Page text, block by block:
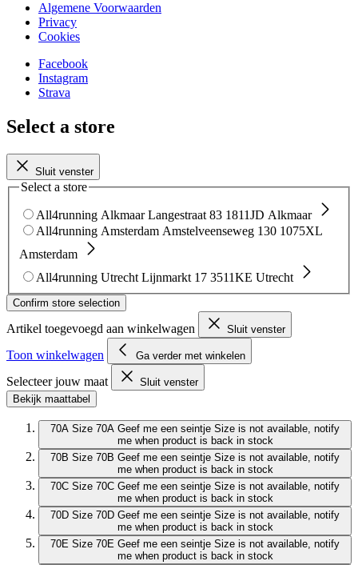
Algemene Voorwaarden
Privacy
Cookies
Facebook
Instagram
Strava
Select a store
Sluit venster
Select a store
All4running Alkmaar Langestraat 83 1811JD Alkmaar
All4running Amsterdam Amstelveenseweg 130 1075XL
Amsterdam
All4running Utrecht Lijnmarkt 17 3511KE Utrecht
Confirm store selection
Artikel toegevoegd aan winkelwagen Sluit venster
Toon winkelwagen Ga verder met winkelen
Selecteer jouw maat
Sluit venster
Bekijk maattabel
70A Size 70A Geef me een seintje Size is not available, notify
me when product is back in stock
70B Size 70B Geef me een seintje Size is not available, notify
me when product is back in stock
70C Size 70C Geef me een seintje Size is not available, notify
me when product is back in stock
70D Size 70D Geef me een seintje Size is not available, notify
me when product is back in stock
70E Size 70E Geef me een seintje Size is not available, notify
me when product is back in stock